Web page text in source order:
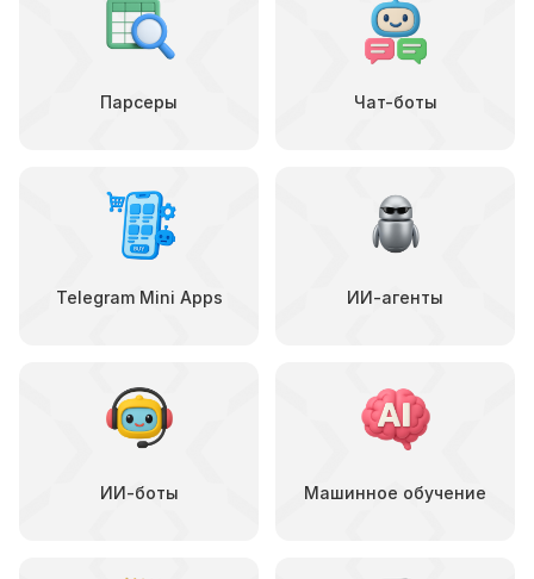
Парсеры Чат-боты
Telegram Mini Apps ИИ-агенты
ИИ-боты Машинное обучение